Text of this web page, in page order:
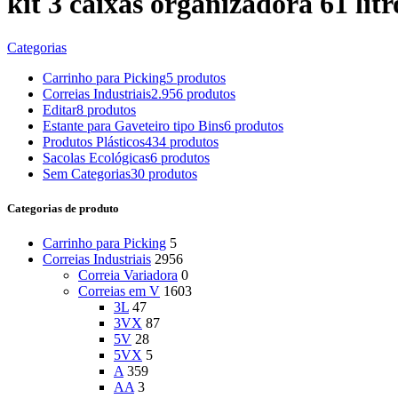
Categorias
Carrinho para Picking5 produtos
Correias Industriais2.956 produtos
Editar8 produtos
Estante para Gaveteiro tipo Bins6 produtos
Produtos Plásticos434 produtos
Sacolas Ecológicas6 produtos
Sem Categorias30 produtos
Categorias de produto
Carrinho para Picking 5
Correias Industriais 2956
Correia Variadora 0
Correias em V 1603
3L 47
3VX 87
5V 28
5VX 5
A 359
AA 3